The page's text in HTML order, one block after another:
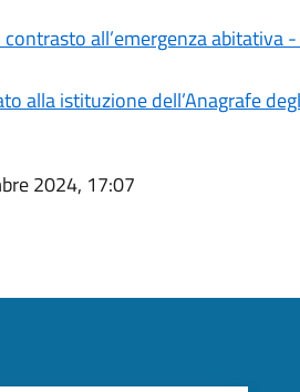
all’emergenza abitativa
alla istituzione dell’Anagrafe
2024, 17:07